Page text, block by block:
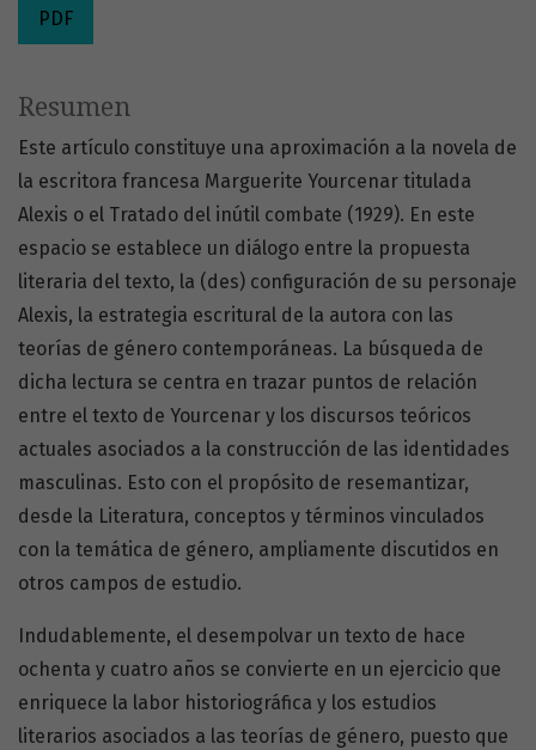
PDF
Resumen
Este artículo constituye una aproximación a la novela de
la escritora francesa Marguerite Yourcenar titulada
Alexis o el Tratado del inútil combate (1929). En este
espacio se establece un diálogo entre la propuesta
literaria del texto, la (des) configuración de su personaje
Alexis, la estrategia escritural de la autora con las
teorías de género contemporáneas. La búsqueda de
dicha lectura se centra en trazar puntos de relación
entre el texto de Yourcenar y los discursos teóricos
actuales asociados a la construcción de las identidades
masculinas. Esto con el propósito de resemantizar,
desde la Literatura, conceptos y términos vinculados
con la temática de género, ampliamente discutidos en
otros campos de estudio.
Indudablemente, el desempolvar un texto de hace
ochenta y cuatro años se convierte en un ejercicio que
enriquece la labor historiográfica y los estudios
literarios asociados a las teorías de género, puesto que